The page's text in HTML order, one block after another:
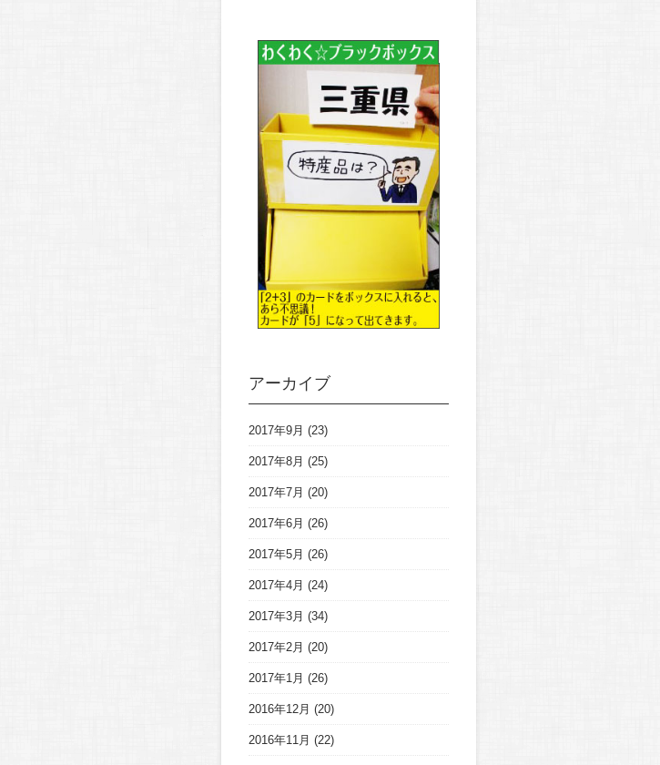
アーカイブ
2017年9月 (23)
2017年8月 (25)
2017年7月 (20)
2017年6月 (26)
2017年5月 (26)
2017年4月 (24)
2017年3月 (34)
2017年2月 (20)
2017年1月 (26)
2016年12月 (20)
2016年11月 (22)